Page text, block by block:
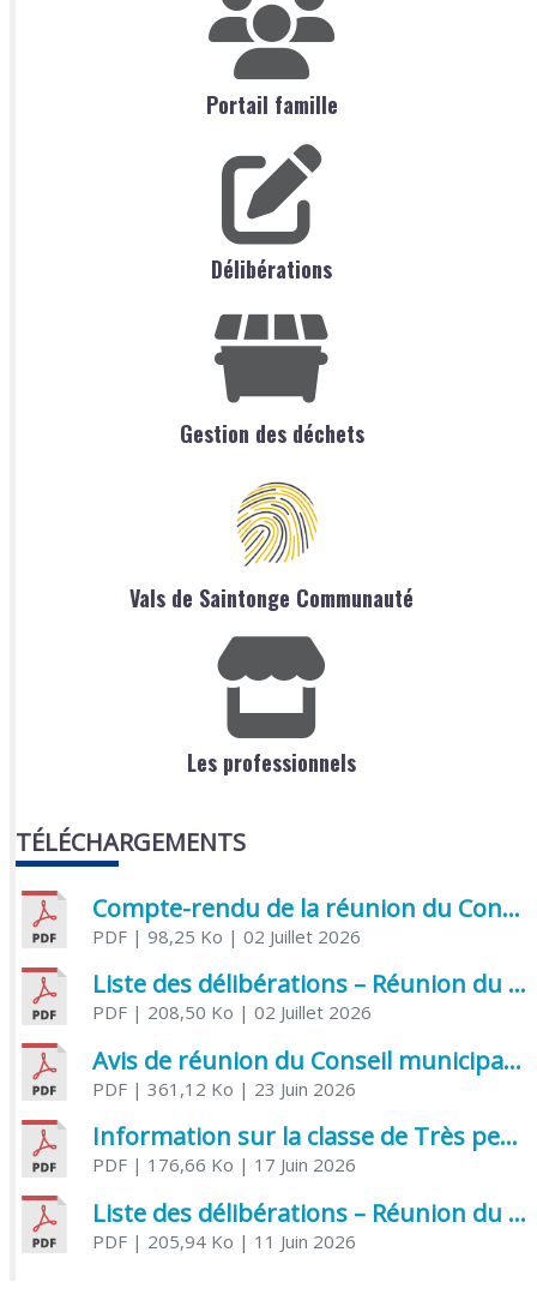
Portail famille
Délibérations
Gestion des déchets
Vals de Saintonge Communauté
Les professionnels
TÉLÉCHARGEMENTS
Compte-rendu de la réunion du Conseil municipal du 05 juin 2026
PDF| 98,25 Ko | 02 Juillet 2026
Liste des délibérations – Réunion du Conseil municipal du 1er juillet 2026
PDF| 208,50 Ko | 02 Juillet 2026
Avis de réunion du Conseil municipal du 1er juillet 2026
PDF| 361,12 Ko | 23 Juin 2026
Information sur la classe de Très petite section à Saint Jean d’Angély
PDF| 176,66 Ko | 17 Juin 2026
Liste des délibérations – Réunion du Conseil municipal du 05 juin 2026
PDF| 205,94 Ko | 11 Juin 2026